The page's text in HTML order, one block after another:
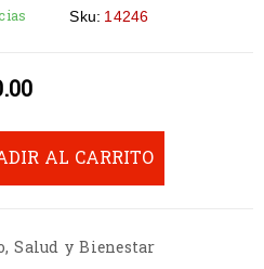
Sku: 14246
AL CARRITO
,Salud y Bienestar